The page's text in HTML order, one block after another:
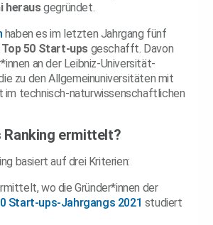
herausgegründet.
haben es im letzten Jahrgang fünf
Top 50 Start-ups geschafft. Davon
an der Leibniz-Universität-
zu den Allgemeinuniversitäten mit
im technisch-naturwissenschaftlichen
Ranking ermittelt?
basiert auf drei Kriterien:
wo die Gründer*innen der
Start-ups-Jahrgangs 2021 studiert